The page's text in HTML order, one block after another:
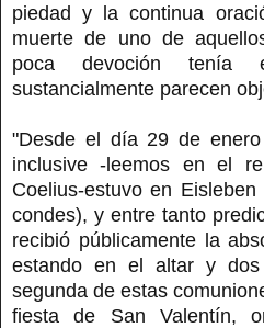
piedad y la continua
muerte de uno de
poca devoción tenía
sustancialmente parecen
"Desde el día 29 de
inclusive -leemos en el
Coelius-estuvo en
condes), y entre tanto
recibió públicamente la
estando en el altar y
segunda de estas
fiesta de San Valentín,